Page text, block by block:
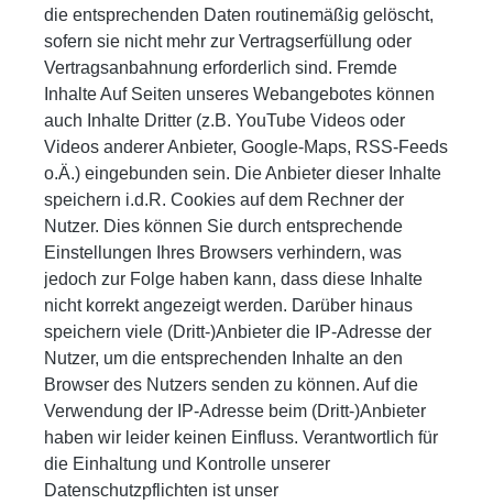
die entsprechenden Daten routinemäßig gelöscht,
sofern sie nicht mehr zur Vertragserfüllung oder
Vertragsanbahnung erforderlich sind. Fremde
Inhalte Auf Seiten unseres Webangebotes können
auch Inhalte Dritter (z.B. YouTube Videos oder
Videos anderer Anbieter, Google-Maps, RSS-Feeds
o.Ä.) eingebunden sein. Die Anbieter dieser Inhalte
speichern i.d.R. Cookies auf dem Rechner der
Nutzer. Dies können Sie durch entsprechende
Einstellungen Ihres Browsers verhindern, was
jedoch zur Folge haben kann, dass diese Inhalte
nicht korrekt angezeigt werden. Darüber hinaus
speichern viele (Dritt-)Anbieter die IP-Adresse der
Nutzer, um die entsprechenden Inhalte an den
Browser des Nutzers senden zu können. Auf die
Verwendung der IP-Adresse beim (Dritt-)Anbieter
haben wir leider keinen Einfluss. Verantwortlich für
die Einhaltung und Kontrolle unserer
Datenschutzpflichten ist unser